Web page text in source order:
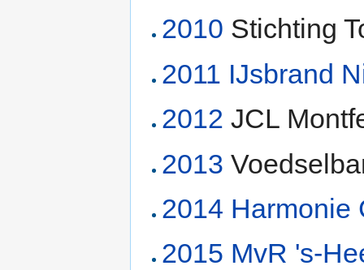
2010 Stichting
2011 IJsbrand
2012 JCL
2013
2014 Harmonie
2015 MvR 's-